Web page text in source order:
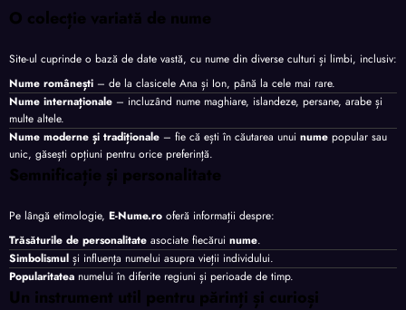
O colecție variată de nume
Site-ul cuprinde o bază de date vastă, cu nume din diverse culturi și limbi, inclusiv:
Nume românești – de la clasicele Ana și Ion, până la cele mai rare.
Nume internaționale – incluzând nume maghiare, islandeze, persane, arabe și
multe altele.
Nume moderne și tradiționale – fie că ești în căutarea unui nume popular sau
unic, găsești opțiuni pentru orice preferință.
Semnificație și personalitate
Pe lângă etimologie, E-Nume.ro oferă informații despre:
Trăsăturile de personalitate asociate fiecărui nume.
Simbolismul și influența numelui asupra vieții individului.
Popularitatea numelui în diferite regiuni și perioade de timp.
Un instrument util pentru părinți și curioși